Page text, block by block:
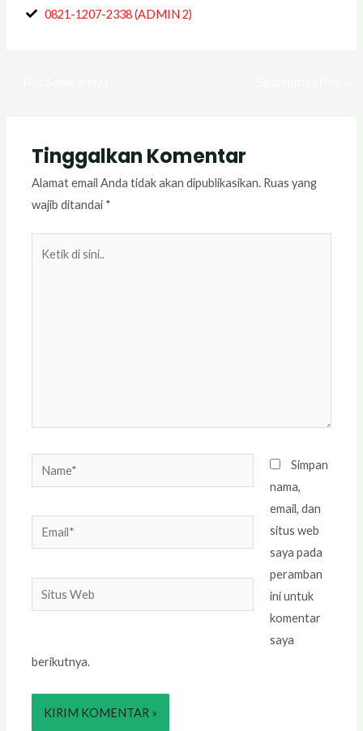
0821-1207-2338 (ADMIN 2)
Tinggalkan Komentar
Alamat email Anda tidak akan dipublikasikan. Ruas yang
wajib ditandai *
Name*
Email*
Situs
Web
Simpan
nama,
email, dan
situs web
saya pada
peramban
ini untuk
komentar
saya
berikutnya.